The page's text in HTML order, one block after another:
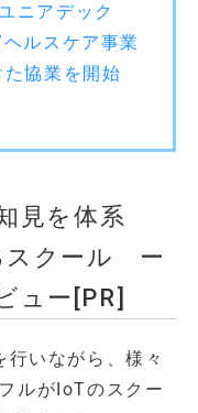
ニアデック
ルスケア事業
協業を開始
見を体系
スクール ー
ュー[PR]
行いながら、様々
ルがIoTのスクー